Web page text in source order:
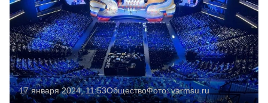
17 января 2024, 11:53ОбществоФото:varmsu.ru